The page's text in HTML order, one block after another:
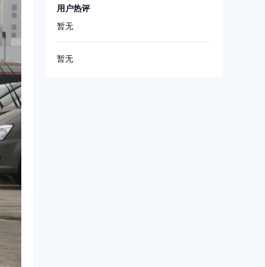
用户热评
暂无
暂无